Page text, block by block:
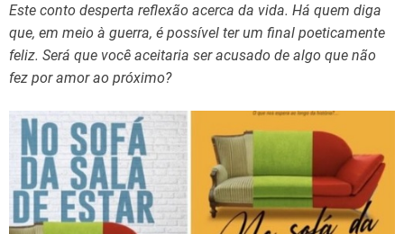
Este conto desperta reflexão acerca da vida. Há quem diga
que, em meio à guerra, é possível ter um final poeticamente
feliz. Será que você aceitaria ser acusado de algo que não
fez por amor ao próximo?